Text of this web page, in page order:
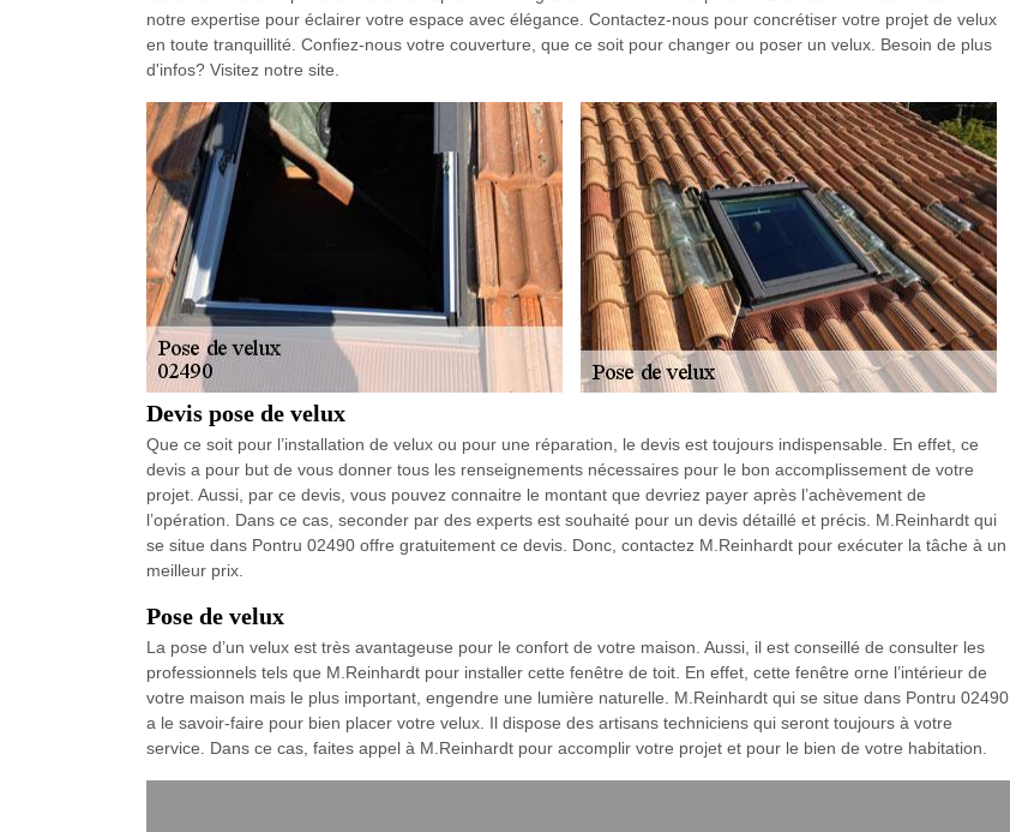
notre expertise pour éclairer votre espace avec élégance. Contactez-nous pour concrétiser votre projet de velux
en toute tranquillité. Confiez-nous votre couverture, que ce soit pour changer ou poser un velux. Besoin de plus
d'infos? Visitez notre site.
Devis pose de velux
Que ce soit pour l’installation de velux ou pour une réparation, le devis est toujours indispensable. En effet, ce
devis a pour but de vous donner tous les renseignements nécessaires pour le bon accomplissement de votre
projet. Aussi, par ce devis, vous pouvez connaitre le montant que devriez payer après l’achèvement de
l’opération. Dans ce cas, seconder par des experts est souhaité pour un devis détaillé et précis. M.Reinhardt qui
se situe dans Pontru 02490 offre gratuitement ce devis. Donc, contactez M.Reinhardt pour exécuter la tâche à un
meilleur prix.
Pose de velux
La pose d’un velux est très avantageuse pour le confort de votre maison. Aussi, il est conseillé de consulter les
professionnels tels que M.Reinhardt pour installer cette fenêtre de toit. En effet, cette fenêtre orne l’intérieur de
votre maison mais le plus important, engendre une lumière naturelle. M.Reinhardt qui se situe dans Pontru 02490
a le savoir-faire pour bien placer votre velux. Il dispose des artisans techniciens qui seront toujours à votre
service. Dans ce cas, faites appel à M.Reinhardt pour accomplir votre projet et pour le bien de votre habitation.